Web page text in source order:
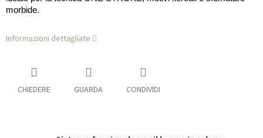
morbide.
Informazioni dettagliate
CHIEDERE GUARDA CONDIVIDI